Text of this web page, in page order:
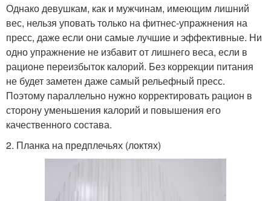
Однако девушкам, как и мужчинам, имеющим лишний
вес, нельзя уповать только на фитнес-упражнения на
пресс, даже если они самые лучшие и эффективные. Ни
одно упражнение не избавит от лишнего веса, если в
рационе переизбыток калорий. Без коррекции питания
не будет заметен даже самый рельефный пресс.
Поэтому параллельно нужно корректировать рацион в
сторону уменьшения калорий и повышения его
качественного состава.
2. Планка на предплечьях (локтях)